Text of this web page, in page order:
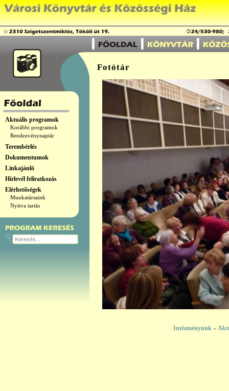
Aktuális programok
Korábbi programok
Rendezvénynaptár
Terembérlés
Dokumentumok
Linkajánló
Hírlevél feliratkozás
Elérhetőségek
Munkatársaink
Nyitva tartás
Fotótár
Intézményünk–